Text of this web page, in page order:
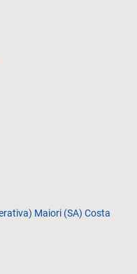
Maiori (SA) Costa